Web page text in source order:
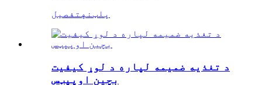
پلټنهتفصیل
د تغذیه ضمیمه لپاره د لوړ کیفیت
بچین اوپپټس